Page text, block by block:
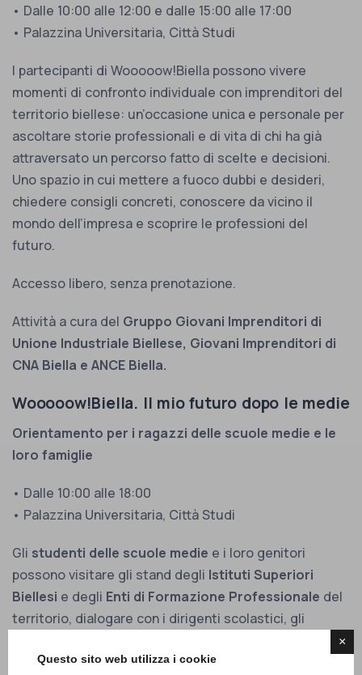
×
Questo sito web utilizza i cookie
• Dalle 10:00 alle 12:00 e dalle 15:00 alle 17:00
• Palazzina Universitaria, Città Studi
I partecipanti di Wooooow!Biella possono vivere
momenti di confronto individuale con imprenditori del
territorio biellese: un’occasione unica e personale per
ascoltare storie professionali e di vita di chi ha già
attraversato un percorso fatto di scelte e decisioni.
Uno spazio in cui mettere a fuoco dubbi e desideri,
chiedere consigli concreti, conoscere da vicino il
mondo dell’impresa e scoprire le professioni del
futuro.
Accesso libero, senza prenotazione.
Attività a cura del Gruppo Giovani Imprenditori di
Unione Industriale Biellese, Giovani Imprenditori di
CNA Biella e ANCE Biella.
Wooooow!Biella. Il mio futuro dopo le medie
Orientamento per i ragazzi delle scuole medie e le
loro famiglie
• Dalle 10:00 alle 18:00
• Palazzina Universitaria, Città Studi
Gli studenti delle scuole medie e i loro genitori
possono visitare gli stand degli Istituti Superiori
Biellesi e degli Enti di Formazione Professionale del
territorio, dialogare con i dirigenti scolastici, gli
aspetta dopo le medie.